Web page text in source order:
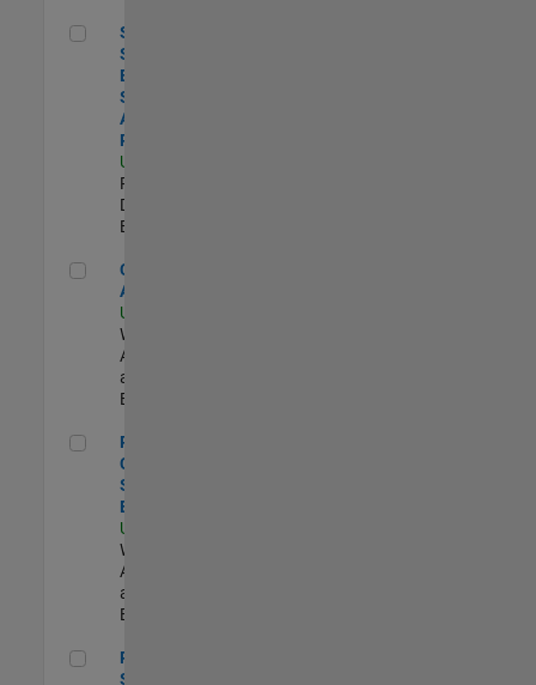
Senior Software Engineer - Synthetic Aperture Radar
Senior
Software
Engineer -
Synthetic
Aperture
Radar
US-MA-Natick
Product
Development |
Experimentado
Cloud Solution Architect
Cloud Solution
Architect
US-MA-Natick
Web
Applications
and Services |
Experimentado
Principal Cloud Software Engineer
Principal
Cloud
Software
Engineer
US-MA-Natick
Web
Applications
and Services |
Experimentado
Principal Software Engineer - MATLAB Graphics
Principal
Software